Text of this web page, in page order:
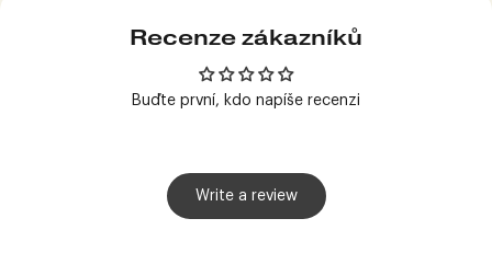
Recenze zákazníků
Buďte první, kdo napíše recenzi
Write a review